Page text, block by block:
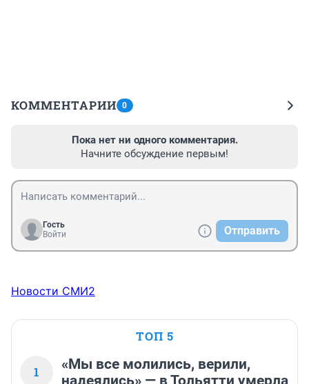
КОММЕНТАРИИ 0
Пока нет ни одного комментария.
Начните обсуждение первым!
Гость
Войти
Отправить
Новости СМИ2
ТОП 5
1
«Мы все молились, верили,
надеялись» — в Тольятти умерла